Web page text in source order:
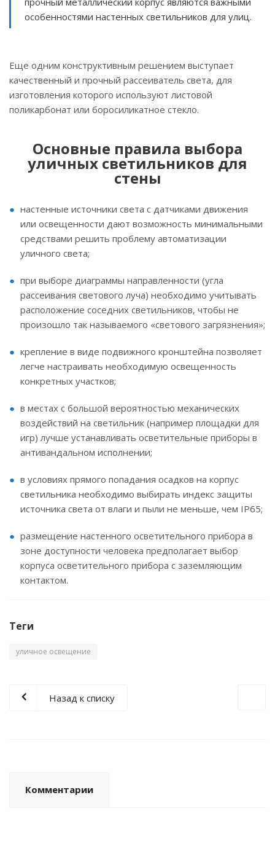
особенностями настенных светильников для улиц.
Еще одним конструктивным решением выступает
качественный и прочный рассеиватель света, для
изготовления которого используют листовой
поликарбонат или боросиликатное стекло.
Основные правила выбора
уличных светильников для
стены
настенные источники света с датчиками движения
или освещенности дают возможность минимальными
средствами решить проблему автоматизации
уличного света;
при выборе диаграммы направленности (угла
рассеивания светового луча) необходимо учитывать
расположение соседних светильников, чтобы не
произошло так называемого «светового загрязнения»;
крепление в виде подвижного кронштейна позволяет
легче настраивать необходимую освещенность
конкретных участков;
в местах с большой вероятностью механических
воздействий на светильник (например площадки для
игр) лучше устанавливать осветительные приборы в
антивандальном исполнении;
в условиях прямого попадания осадков на корпус
светильника необходимо выбирать индекс защиты
источника света от влаги и пыли не меньше, чем IP65;
размещение настенного осветительного прибора в
зоне доступности человека предполагает выбор
корпуса осветительного прибора с заземляющим
контактом.
Теги
уличное освещение
Назад к списку
Комментарии